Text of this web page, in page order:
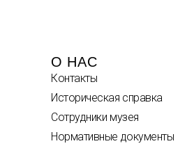
О НАС
Контакты
Историческая справка
Сотрудники музея
Нормативные документы